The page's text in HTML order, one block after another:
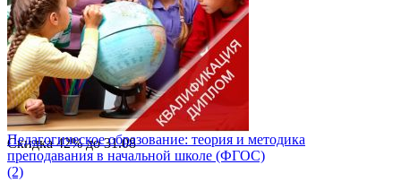
Скидка42%до31.08
Педагогическое образование: теория и методика
преподавания в начальной школе (ФГОС)
(2)